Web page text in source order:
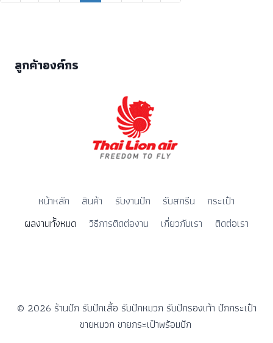
ลูกค้าองค์กร
หน้าหลัก สินค้า รับงานปัก รับสกรีน
กระเป๋า
ผลงานทั้งหมด
วิธีการติดต่องาน เกี่ยวกับเรา ติดต่อเรา
© 2026 ร้านปัก รับปักเสื้อ รับปักหมวก รับปักรองเท้า ปักกระเป๋า
ขายหมวก ขายกระเป๋าพร้อมปัก